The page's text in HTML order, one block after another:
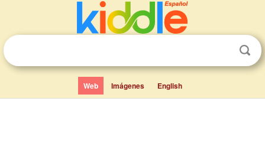
Web Imágenes English